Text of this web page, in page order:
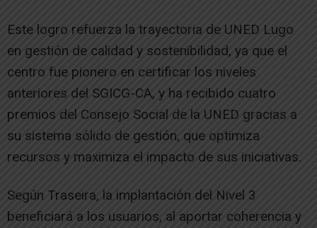
Este logro refuerza la trayectoria de UNED Lugo
en gestión de calidad y sostenibilidad, ya que el
centro fue pionero en certificar los niveles
anteriores del SGICG-CA, y ha recibido cuatro
premios del Consejo Social de la UNED gracias a
su sistema sólido de gestión, que optimiza
recursos y maximiza el impacto de sus iniciativas.
Según Traseira, la implantación del Nivel 3
beneficiará a los usuarios, al aportar coherencia y